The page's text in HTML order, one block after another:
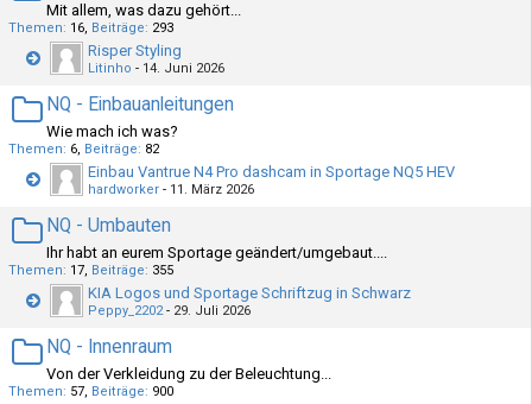
Mit allem, was dazu gehört...
Themen 16 Beiträge 293
Risper Styling
Litinho - 14. Juni 2026
NQ - Einbauanleitungen
Wie mach ich was?
Themen 6 Beiträge 82
Einbau Vantrue N4 Pro dashcam in Sportage NQ5 HEV
hardworker - 11. März 2026
NQ - Umbauten
Ihr habt an eurem Sportage geändert/umgebaut....
Themen 17 Beiträge 355
KIA Logos und Sportage Schriftzug in Schwarz
Peppy_2202- 29. Juli 2026
NQ - Innenraum
Von der Verkleidung zu der Beleuchtung...
Themen 57 Beiträge 900